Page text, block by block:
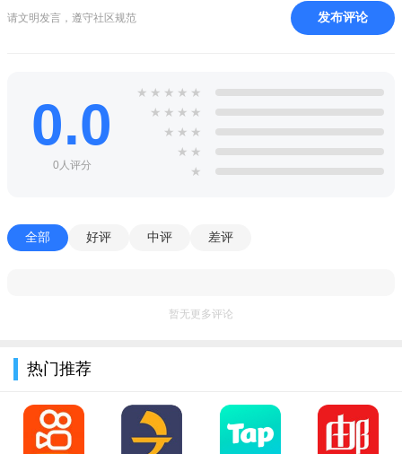
1、需要的内容都可以去查找，下载功能帮助你更好的保存重
快的速度浏览所有网页。
请文明发言，遵守社区规范 发布评论
0.0
0人评分
★ ★ ★ ★ ★
★ ★ ★ ★
★ ★ ★
★ ★
★
全部 好评 中评 差评
暂无更多评论
热门推荐